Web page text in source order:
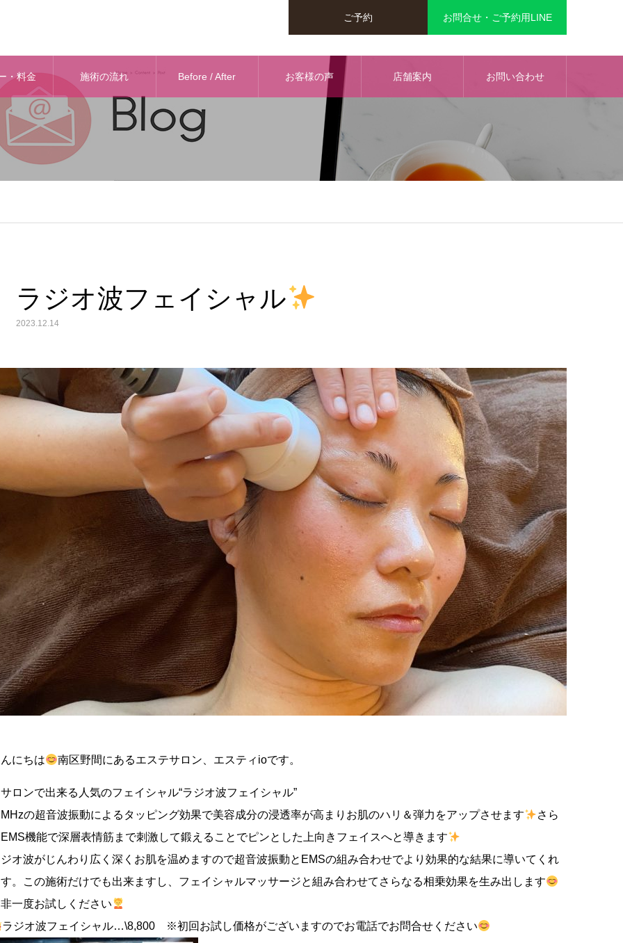
ご予約 お問合せ・ご予約用LINE
・料金 施術の流れ Before / After お客様の声 店舗案内 お問い合わせ
ラジオ波フェイシャル
2023.12.14
にちは 南区野間にあるエステサロン、エスティioです。
ロンで出来る人気のフェイシャル“ラジオ波フェイシャル”
の超音波振動によるタッピング効果で美容成分の浸透率が高まりお肌のハリ＆弾力をアップさせます
さら
機能で深層表情筋まで刺激して鍛えることでピンとした上向きフェイスへと導きます
オ波がじんわり広く深くお肌を温めますので超音波振動とEMSの組み合わせでより効果的な結果に導いてくれ
。この施術だけでも出来ますし、フェイシャルマッサージと組み合わせてさらなる相乗効果を生み出します
一度お試しください
ラジオ波フェイシャル…\8,800 ※初回お試し価格がございますのでお電話でお問合せください